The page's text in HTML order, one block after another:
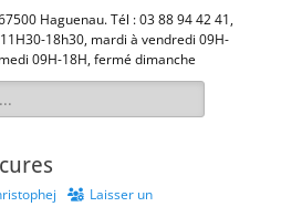
Haguenau. Tél : 03 88 94 42 41,
18h30, mardi à vendredi 09H-
09H-18H, fermé dimanche
Laisser un